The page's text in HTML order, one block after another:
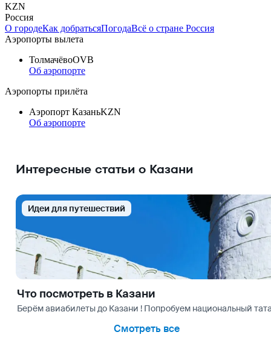
KZN
Россия
О городеКак добратьсяПогодаВсё о стране Россия
Аэропорты вылета
ТолмачёвоOVB
Об аэропорте
Аэропорты прилёта
Аэропорт КазаньKZN
Об аэропорте
Интересные статьи о Казани
Идеи для путешествий
Что посмотреть в Казани
Берём авиабилеты до Казани ! Попробуем национальный
Смотреть все